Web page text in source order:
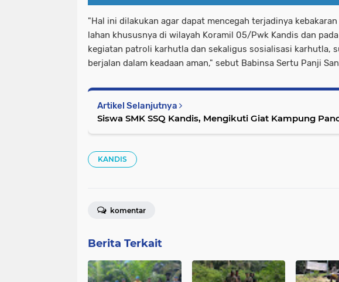
"Hal ini dilakukan agar dapat mencegah terjadinya
lahan khususnya di wilayah Koramil 05/Pwk Kandis dan
kegiatan patroli karhutla dan sekaligus sosialisasi karhutla,
berjalan dalam keadaan aman," sebut Babinsa Sertu Panji
Artikel Selanjutnya
Siswa SMK SSQ Kandis, Mengikuti Giat Kampung
KANDIS
komentar
Berita Terkait